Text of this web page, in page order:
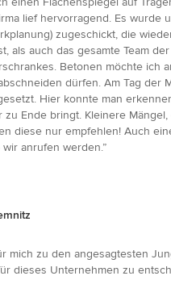
lief hervorragend. Es
zugeschickt, die
als auch das gesamte Team
Betonen möchte
dürfen. Am Tag
Hier konnte man
Ende bringt. Kleinere
diese nur empfehlen! Auch
anrufen werden.”
mich zu den angesagtesten
dieses Unternehmen zu